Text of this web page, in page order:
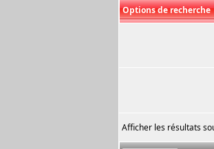
Options de recherche
Afficher les résultats